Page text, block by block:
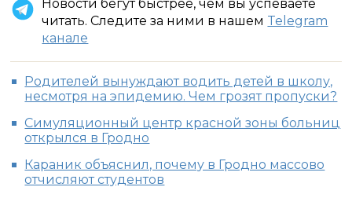
Новости бегут быстрее, чем вы успеваете
читать. Следите за ними в нашем Telegram
канале
Родителей вынуждают водить детей в школу,
несмотря на эпидемию. Чем грозят пропуски?
Симуляционный центр красной зоны больниц
открылся в Гродно
Караник объяснил, почему в Гродно массово
отчисляют студентов